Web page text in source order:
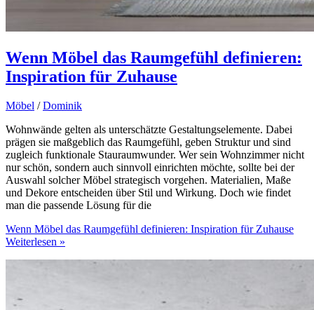
Wenn Möbel das Raumgefühl definieren:
Inspiration für Zuhause
Möbel /Dominik
Wohnwände gelten als unterschätzte Gestaltungselemente. Dabei
prägen sie maßgeblich das Raumgefühl, geben Struktur und sind
zugleich funktionale Stauraumwunder. Wer sein Wohnzimmer nicht
nur schön, sondern auch sinnvoll einrichten möchte, sollte bei der
Auswahl solcher Möbel strategisch vorgehen. Materialien, Maße
und Dekore entscheiden über Stil und Wirkung. Doch wie findet
man die passende Lösung für die
Wenn Möbel das Raumgefühl definieren: Inspiration für Zuhause
Weiterlesen »